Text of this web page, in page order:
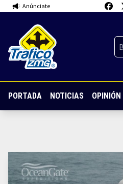
Anúnciate
PORTADA NOTICIAS OPINIÓN